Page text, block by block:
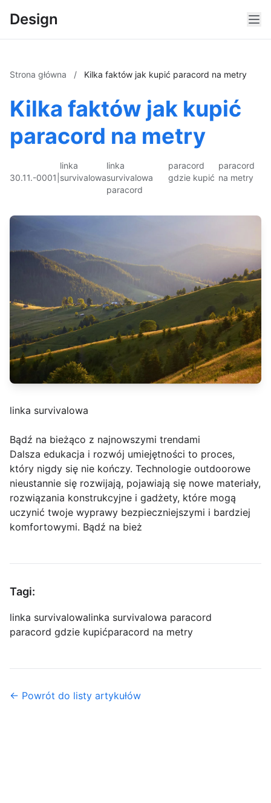
Design
Strona główna / Kilka faktów jak kupić paracord na metry
Kilka faktów jak kupić
paracord na metry
30.11.-0001
linka
survivalowa
linka
survivalowa
paracord
paracord
gdzie kupić
paracord
na metry
linka survivalowa
Bądź na bieżąco z najnowszymi trendami
Dalsza edukacja i rozwój umiejętności to proces,
który nigdy się nie kończy. Technologie outdoorowe
nieustannie się rozwijają, pojawiają się nowe materiały,
rozwiązania konstrukcyjne i gadżety, które mogą
uczynić twoje wyprawy bezpieczniejszymi i bardziej
komfortowymi. Bądź na bież
Tagi:
linka survivalowalinka survivalowa paracord
paracord gdzie kupićparacord na metry
← Powrót do listy artykułów